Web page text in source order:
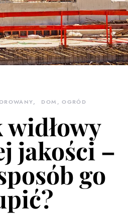
DOM, OGRÓD
widłowy
jakości –
go